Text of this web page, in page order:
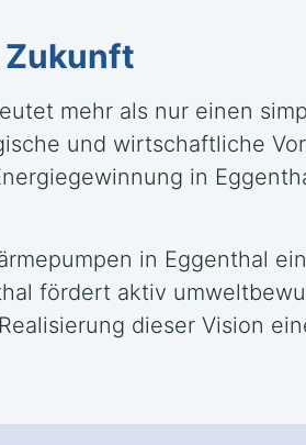
Zukunft
mehr als nur einen
und wirtschaftliche
in
in Eggenthal
fördert aktiv
dieser Vision